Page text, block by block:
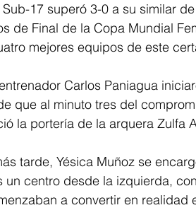
17 superó 3-0 a su similar
de Final de la Copa Mundial
mejores equipos de este
Carlos Paniagua
que al minuto tres del
la portería de la arquera Zulfa
tarde, Yésica Muñoz se
un centro desde la izquierda,
a convertir en realidad